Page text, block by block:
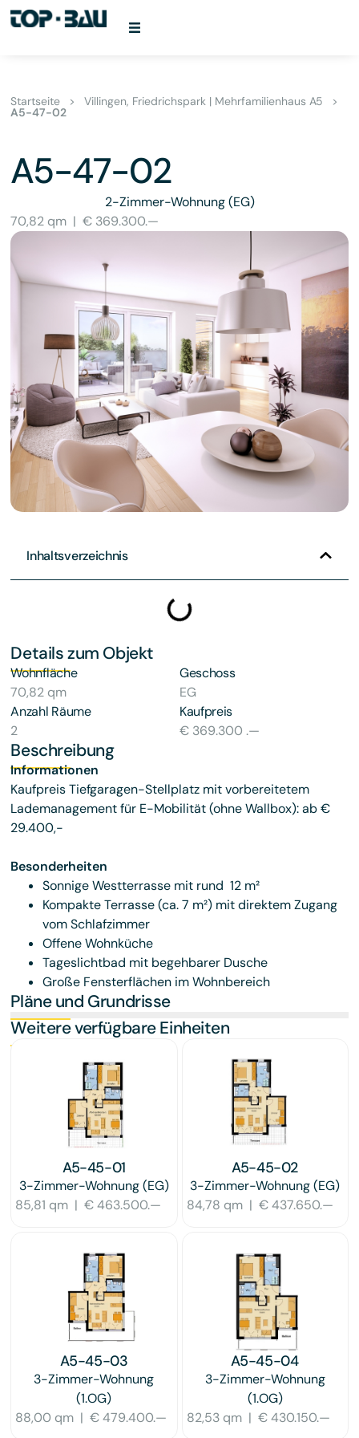
Startseite >Villingen, Friedrichspark | Mehrfamilienhaus A5 >
A5-47-02
A5-47-02
2-Zimmer-Wohnung(EG)
70,82 qm |€ 369.300.—
Inhaltsverzeichnis
Details zum Objekt
Wohnfläche
70,82 qm
Geschoss
EG
Anzahl Räume
2
Kaufpreis
€ 369.300 .—
Beschreibung
Informationen
Kaufpreis Tiefgaragen-Stellplatz mit vorbereitetem
Lademanagement für E-Mobilität (ohne Wallbox): ab €
29.400,-
Besonderheiten
Sonnige Westterrasse mit rund 12 m²
Kompakte Terrasse (ca. 7 m²) mit direktem Zugang
vom Schlafzimmer
Offene Wohnküche
Tageslichtbad mit begehbarer Dusche
Große Fensterflächen im Wohnbereich
Pläne und Grundrisse
Weitere verfügbare Einheiten
A5-45-01
3-Zimmer-Wohnung(EG)
85,81 qm |€ 463.500.—
A5-45-02
3-Zimmer-Wohnung(EG)
84,78 qm| € 437.650.—
A5-45-03
3-Zimmer-Wohnung
(1.OG)
88,00 qm |€ 479.400.—
A5-45-04
3-Zimmer-Wohnung
(1.OG)
82,53 qm| € 430.150.—